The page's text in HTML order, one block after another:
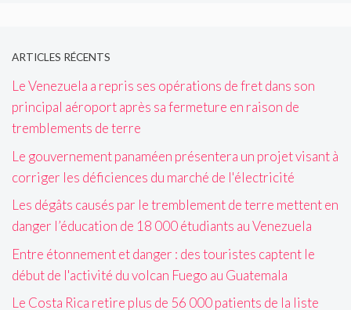
ARTICLES RÉCENTS
Le Venezuela a repris ses opérations de fret dans son
principal aéroport après sa fermeture en raison de
tremblements de terre
Le gouvernement panaméen présentera un projet visant à
corriger les déficiences du marché de l'électricité
Les dégâts causés par le tremblement de terre mettent en
danger l’éducation de 18 000 étudiants au Venezuela
Entre étonnement et danger : des touristes captent le
début de l'activité du volcan Fuego au Guatemala
Le Costa Rica retire plus de 56 000 patients de la liste